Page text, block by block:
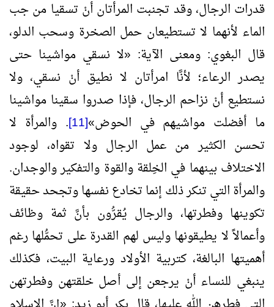
قدرات الرجال، وقد تجنبت المرأتان أنْ تسقيا من جب
الماء لأنهما لا تستطيعان حمل الصخرة وسحب الدلو،
قال البغوي: ومعنى الآية: «لا نسقي مواشينا حتى
يصدر الرعاء؛ لأنَّا امرأتان لا نطيق أنْ نسقي، ولا
نستطيع أنْ نزاحم الرجال، فإذا صدروا سقينا مواشينا
ما أفضلت مواشيهم في الحوض»
[11]
. والمرأة لا
تحسن الكثير من عمل الرجال ولا تقواه، لوجود
الاختلاف بينهما في الخِلقة والقوة والتفكير والوجدان.
والمرأة التي تنكر ذلك إنما تخادع نفسها وتجحد حقيقة
تكوينها وفطرتها، والرجال يُقرُّون بأنَّ ثمة وظائف
وأعمالاً لا يطيقونها وليس لهم القدرة على تحمُّلها رغم
أهميتها البالغة، كتربية الأولاد ورعاية البيت، فكذلك
ينبغي للنساء أنْ يرجعن إلى أصل خلقتهن وفطرتهن